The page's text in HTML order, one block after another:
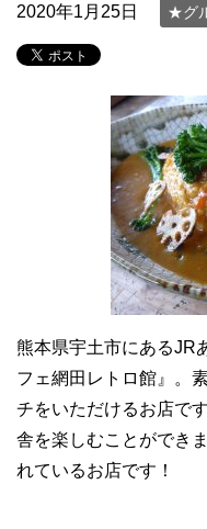
2020年1月25日 ★グ
熊本県宇土市にあるJR
フェ網田レトロ館』。
チをいただけるお店で
舎を楽しむことができ
れているお店です！